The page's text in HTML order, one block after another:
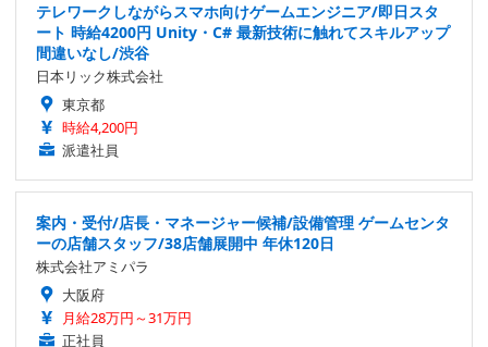
テレワークしながらスマホ向けゲームエンジニア/即日スタ
ート 時給4200円 Unity・C# 最新技術に触れてスキルアップ
間違いなし/渋谷
日本リック株式会社
東京都
時給4,200円
派遣社員
案内・受付/店長・マネージャー候補/設備管理 ゲームセンタ
ーの店舗スタッフ/38店舗展開中 年休120日
株式会社アミパラ
大阪府
月給28万円～31万円
正社員